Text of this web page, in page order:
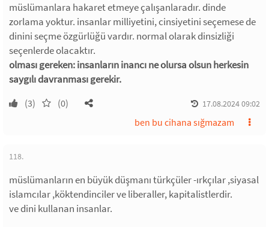
müslümanlara hakaret etmeye çalışanlaradır. dinde
zorlama yoktur. insanlar milliyetini, cinsiyetini seçemese de
dinini seçme özgürlüğü vardır. normal olarak dinsizliği
seçenlerde olacaktır.
olması gereken: insanların inancı ne olursa olsun herkesin
saygılı davranması gerekir.
(3) (0) 17.08.2024 09:02
ben bu cihana sığmazam
118.
müslümanların en büyük düşmanı türkçüler -ırkçılar ,siyasal
islamcılar ,köktendinciler ve liberaller, kapitalistlerdir.
ve dini kullanan insanlar.